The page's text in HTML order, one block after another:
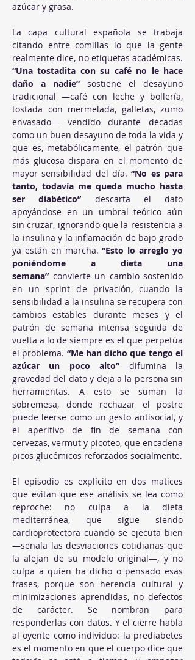
azúcar y grasa.
La capa cultural española se trabaja
citando entre comillas lo que la gente
“Una tostadita con su café no le hace
daño a nadie” sostiene el desayuno
tradicional —café con leche y bollería,
tostada con mermelada, galletas, zumo
envasado— vendido durante décadas
como un buen desayuno de toda la vida y
que es, metabólicamente, el patrón que
más glucosa dispara en el momento de
mayor sensibilidad del día. “No es para
tanto, todavía me queda mucho hasta
ser diabético” descarta el dato
apoyándose en un umbral teórico aún
sin cruzar, ignorando que la resistencia a
la insulina y la inflamación de bajo grado
ya están en marcha. “Esto lo arreglo yo
poniéndome a dieta una
semana” convierte un cambio sostenido
en un sprint de privación, cuando la
sensibilidad a la insulina se recupera con
cambios estables durante meses y el
patrón de semana intensa seguida de
vuelta a lo de siempre es el que perpetúa
el problema. “Me han dicho que tengo el
azúcar un poco alto” difumina la
gravedad del dato y deja a la persona sin
herramientas. A esto se suman la
sobremesa, donde rechazar el postre
puede leerse como un gesto antisocial, y
el aperitivo de fin de semana con
cervezas, vermut y picoteo, que encadena
picos glucémicos reforzados socialmente.
El episodio es explícito en dos matices
que evitan que ese análisis se lea como
reproche: no culpa a la dieta
mediterránea, que sigue siendo
cardioprotectora cuando se ejecuta bien
—señala las desviaciones cotidianas que
la alejan de su modelo original—, y no
culpa a quien ha dicho o pensado esas
frases, porque son herencia cultural y
minimizaciones aprendidas, no defectos
de carácter. Se nombran para
responderlas con datos. Y el cierre habla
al oyente como individuo: la prediabetes
es el momento en que el cuerpo dice que